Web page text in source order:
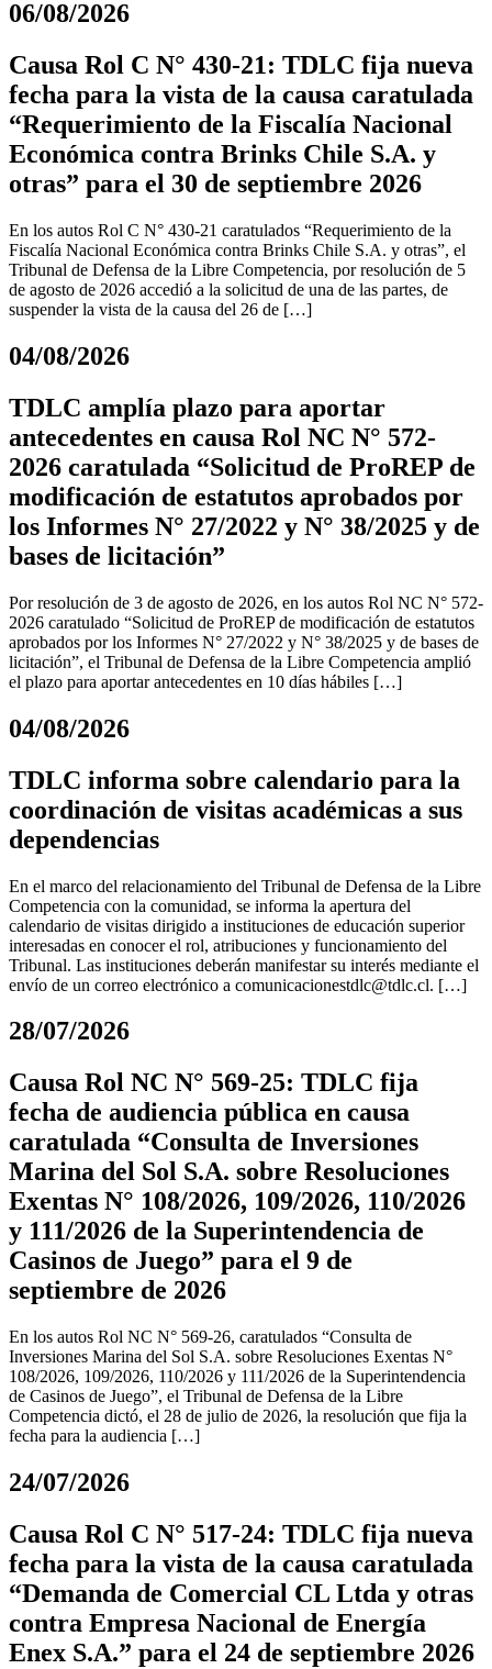
06/08/2026
Causa Rol C N° 430-21: TDLC fija nueva
fecha para la vista de la causa caratulada
“Requerimiento de la Fiscalía Nacional
Económica contra Brinks Chile S.A. y
otras” para el 30 de septiembre 2026
En los autos Rol C N° 430-21 caratulados “Requerimiento de la
Fiscalía Nacional Económica contra Brinks Chile S.A. y otras”, el
Tribunal de Defensa de la Libre Competencia, por resolución de 5
de agosto de 2026 accedió a la solicitud de una de las partes, de
suspender la vista de la causa del 26 de […]
04/08/2026
TDLC amplía plazo para aportar
antecedentes en causa Rol NC N° 572-
2026 caratulada “Solicitud de ProREP de
modificación de estatutos aprobados por
los Informes N° 27/2022 y N° 38/2025 y de
bases de licitación”
Por resolución de 3 de agosto de 2026, en los autos Rol NC N° 572-
2026 caratulado “Solicitud de ProREP de modificación de estatutos
aprobados por los Informes N° 27/2022 y N° 38/2025 y de bases de
licitación”, el Tribunal de Defensa de la Libre Competencia amplió
el plazo para aportar antecedentes en 10 días hábiles […]
04/08/2026
TDLC informa sobre calendario para la
coordinación de visitas académicas a sus
dependencias
En el marco del relacionamiento del Tribunal de Defensa de la Libre
Competencia con la comunidad, se informa la apertura del
calendario de visitas dirigido a instituciones de educación superior
interesadas en conocer el rol, atribuciones y funcionamiento del
Tribunal. Las instituciones deberán manifestar su interés mediante el
envío de un correo electrónico a comunicacionestdlc@tdlc.cl. […]
28/07/2026
Causa Rol NC N° 569-25: TDLC fija
fecha de audiencia pública en causa
caratulada “Consulta de Inversiones
Marina del Sol S.A. sobre Resoluciones
Exentas N° 108/2026, 109/2026, 110/2026
y 111/2026 de la Superintendencia de
Casinos de Juego” para el 9 de
septiembre de 2026
En los autos Rol NC N° 569-26, caratulados “Consulta de
Inversiones Marina del Sol S.A. sobre Resoluciones Exentas N°
108/2026, 109/2026, 110/2026 y 111/2026 de la Superintendencia
de Casinos de Juego”, el Tribunal de Defensa de la Libre
Competencia dictó, el 28 de julio de 2026, la resolución que fija la
fecha para la audiencia […]
24/07/2026
Causa Rol C N° 517-24: TDLC fija nueva
fecha para la vista de la causa caratulada
“Demanda de Comercial CL Ltda y otras
contra Empresa Nacional de Energía
Enex S.A.” para el 24 de septiembre 2026